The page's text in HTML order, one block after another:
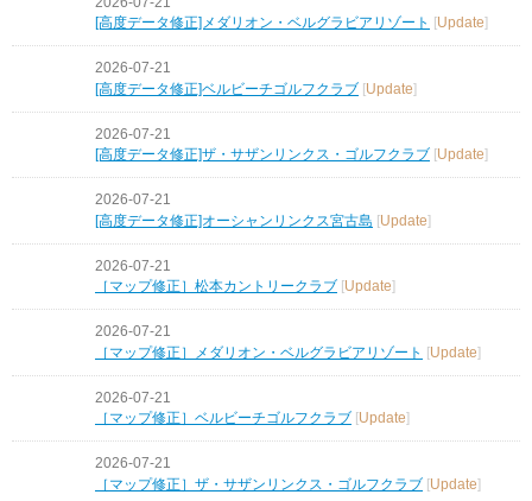
2026-07-21
[高度データ修正]メダリオン・ベルグラビアリゾート
Update
2026-07-21
[高度データ修正]ベルビーチゴルフクラブ [Update]
2026-07-21
[高度データ修正]ザ・サザンリンクス・ゴルフクラブ
Update
2026-07-21
[高度データ修正]オーシャンリンクス宮古島 [Update]
2026-07-21
［マップ修正］松本カントリークラブ
Update
2026-07-21
［マップ修正］メダリオン・ベルグラビアリゾート
[Update]
2026-07-21
［マップ修正］ベルビーチゴルフクラブ [Update]
2026-07-21
［マップ修正］ザ・サザンリンクス・ゴルフクラブ [Update]